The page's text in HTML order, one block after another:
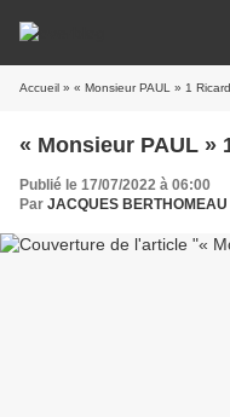
Accueil » « Monsieur PAUL » 1
« Monsieur
Publié le 17/07/2022 à 06:00
Par JACQUES BERTHOMEAU